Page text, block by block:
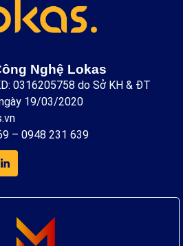
Nghệ Lokas
0316205758 do Sở KH & ĐT
19/03/2020
– 0948 231 639